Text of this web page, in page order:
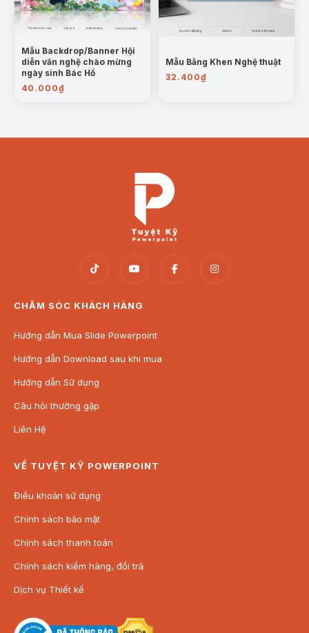
Mẫu Backdrop/Banner Hội
diễn văn nghệ chào mừng
ngày sinh Bác Hồ
40.000₫
Mẫu Bằng Khen Nghệ thuật
32.400₫
CHĂM SÓC KHÁCH HÀNG
Hướng dẫn Mua Slide Powerpoint
Hướng dẫn Download sau khi mua
Hướng dẫn Sử dụng
Câu hỏi thường gặp
Liên Hệ
VỀ TUYỆT KỸ POWERPOINT
Điều khoản sử dụng
Chính sách bảo mật
Chính sách thanh toán
Chính sách kiểm hàng, đổi trả
Dịch vụ Thiết kế